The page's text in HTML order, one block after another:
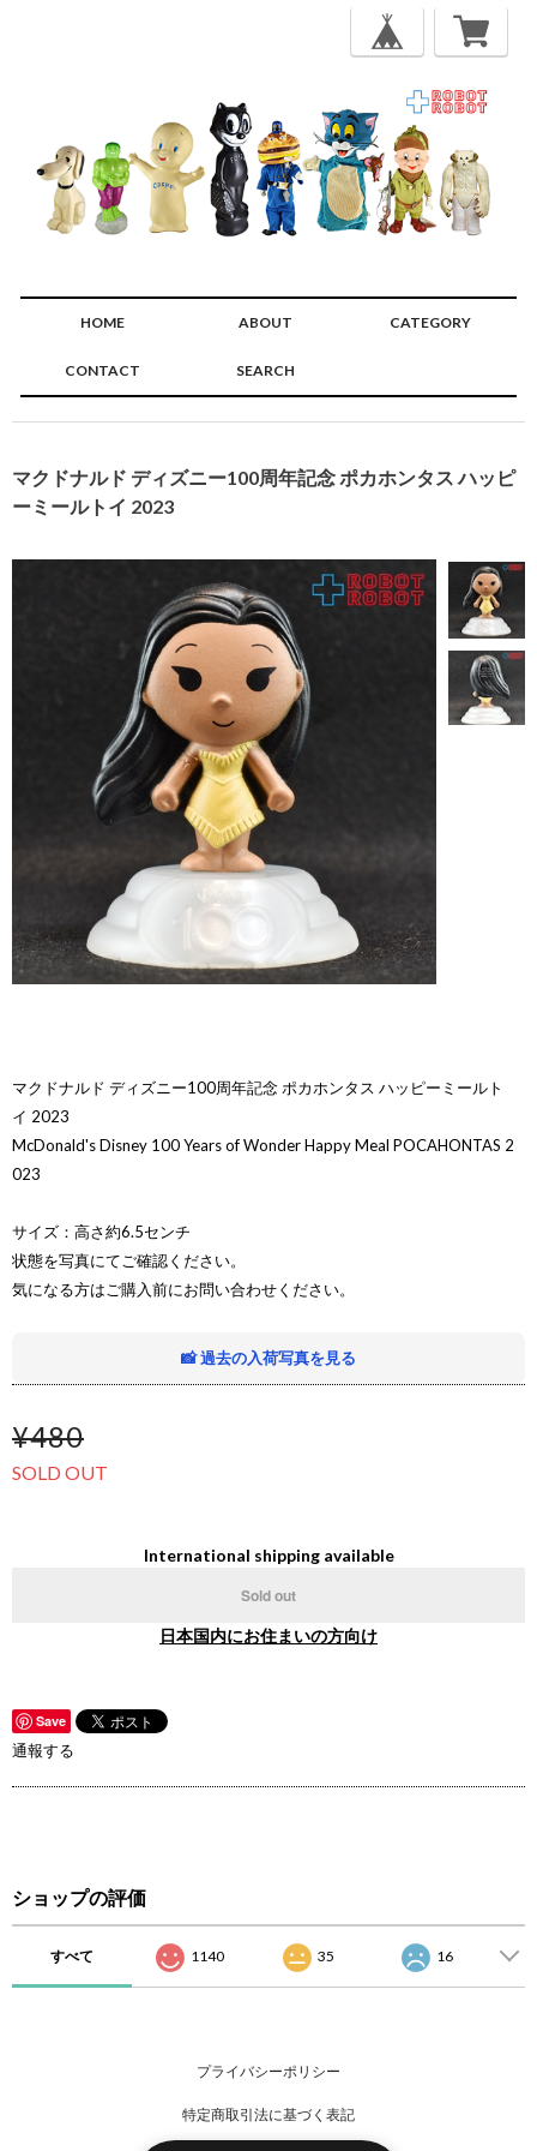
HOME ABOUT CATEGORY
CONTACT SEARCH
マクドナルド ディズニー100周年記念 ポカホンタス ハッピ
ーミールトイ 2023
マクドナルド ディズニー100周年記念 ポカホンタス ハッピーミールト
イ 2023
McDonald's Disney 100 Years of Wonder Happy Meal POCAHONTAS 2
023
サイズ：高さ約6.5センチ
状態を写真にてご確認ください。
気になる方はご購入前にお問い合わせください。
📸 過去の入荷写真を見る
¥480
SOLD OUT
International shipping available
Sold out
日本国内にお住まいの方向け
Save
通報する
ショップの評価
すべて 1140 35 16
プライバシーポリシー
特定商取引法に基づく表記